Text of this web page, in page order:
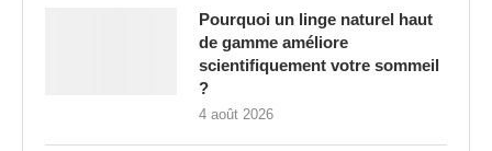
Pourquoi un linge naturel haut
de gamme améliore
scientifiquement votre sommeil
?
4 août 2026